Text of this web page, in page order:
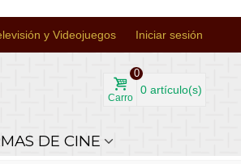
y Videojuegos Iniciar sesión
Carro
0
0 artículo(s)
DE CINE